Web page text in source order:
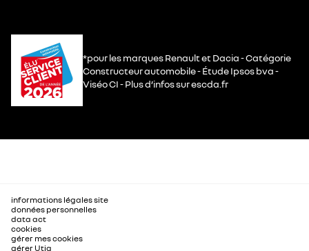
*pour les marques Renault et Dacia - Catégorie
Constructeur automobile - Étude Ipsos bva -
Viséo CI - Plus d’infos sur escda.fr
informations légales site
données personnelles
data act
cookies
gérer mes cookies
gérer Utiq